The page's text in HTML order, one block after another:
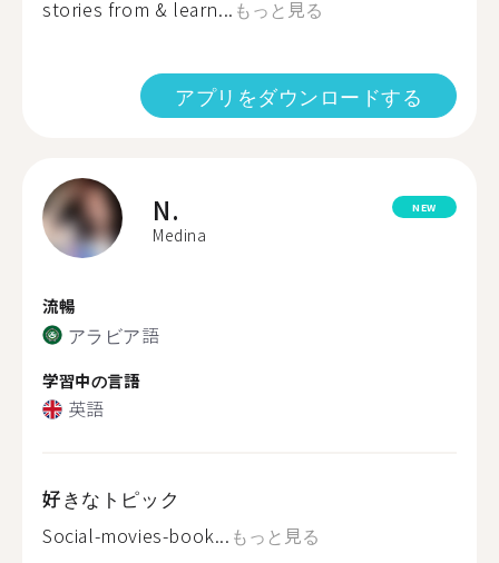
stories from & learn... もっと見る
アプリをダウンロードする
N.
Medina
NEW
流暢
アラビア語
学習中の言語
英語
好きなトピック
Social-movies-book... もっと見る